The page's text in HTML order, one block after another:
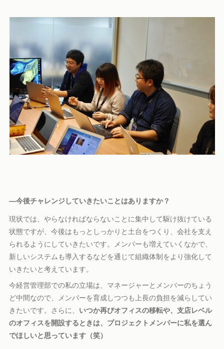
—今後チャレンジしていきたいことはありますか？
現状では、やらなければならないことに集中して駆け抜けている
状態ですが、今後はもっとしっかりと土台をつくり、会社を支え
られるようにしていきたいです。メンバーも増えていくなかで、
新しいシステムも導入するなどを通じて組織体制をより強化して
いきたいと考えています。
今経営管理部での私の立場は、マネージャーとメンバーのちょう
ど中間なので、メンバーを育成しつつも上長の負担を減らしてい
きたいです。さらに、 いつか再びオフィスの移転や、支店レベル
のオフィスを開設するときは、プロジェクトメンバーに私を選ん
でほしいと思っています（笑）